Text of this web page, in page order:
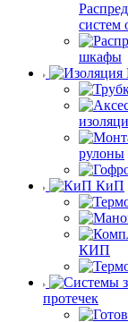
систем
шкафы
рулоны
КиП
КИП
протечек